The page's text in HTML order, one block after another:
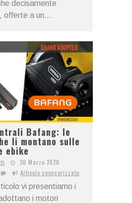
decisamente
offerte a un...
Bafang: le
li montano sulle
ebike
30 Marzo 2020
Articolo sponsorizzato
vi presentiamo i
i motori